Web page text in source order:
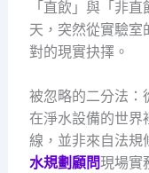
「直飲」與「非
天，突然從實驗室
對的現實抉擇。
被忽略的二分法：
在淨水設備的世界
線，並非來自法規
水規劃顧問現場實